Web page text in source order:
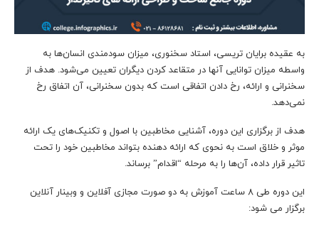
به عقیده برایان تریسی، استاد سخنوری، میزان سودمندی انسان‌ها به
واسطه میزان توانایی آنها در متقاعد کردن دیگران تعیین می‌شود. هدف از
سخنرانی و ارائه، رخ دادن اتفاقی است که بدون سخنرانی، آن اتفاق رخ
نمی‌دهد.
هدف از برگزاری این دوره، آشنایی مخاطبین با اصول و تکنیک‌های یک ارائه
موثر و خلاق است به نحوی که ارائه دهنده بتواند مخاطبین خود را تحت
تاثیر قرار داده، آن‌ها را به مرحله “اقدام” برساند.
این دوره طی 8 ساعت آموزش به دو صورت مجازی آفلاین و وبینار آنلاین
برگزار می شود: